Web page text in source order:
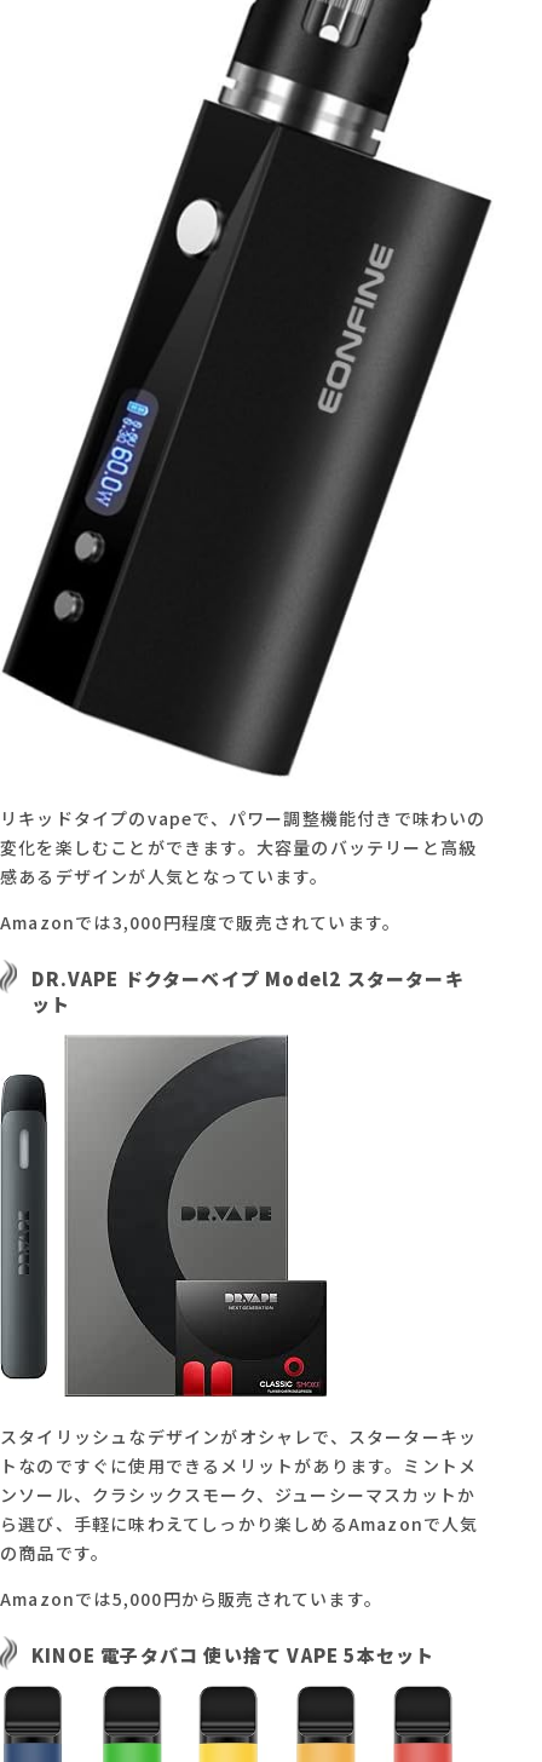
リキッドタイプのvapeで、パワー調整機能付きで味わいの
変化を楽しむことができます。大容量のバッテリーと高級
感あるデザインが人気となっています。
Amazonでは3,000円程度で販売されています。
DR.VAPE ドクターベイプ Model2 スターターキ
ット
スタイリッシュなデザインがオシャレで、スターターキッ
トなのですぐに使用できるメリットがあります。ミントメ
ンソール、クラシックスモーク、ジューシーマスカットか
ら選び、手軽に味わえてしっかり楽しめるAmazonで人気
の商品です。
Amazonでは5,000円から販売されています。
KINOE 電子タバコ 使い捨て VAPE 5本セット